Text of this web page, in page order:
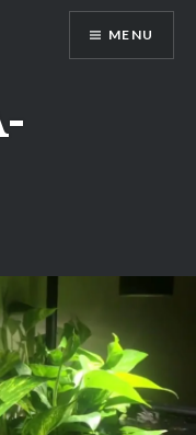
MENU